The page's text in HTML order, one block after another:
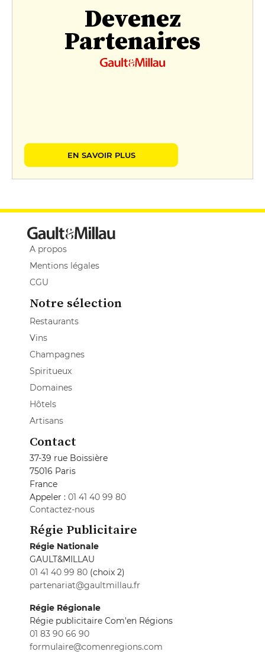
Devenez
Partenaires
EN SAVOIR PLUS
A propos
Mentions légales
CGU
Notre sélection
Restaurants
Vins
Champagnes
Spiritueux
Domaines
Hôtels
Artisans
Contact
37-39 rue Boissière
75016 Paris
France
Appeler : 01 41 40 99 80
Contactez-nous
Régie Publicitaire
Régie Nationale
GAULT&MILLAU
01 41 40 99 80 (choix 2)
partenariat@gaultmillau.fr
Régie Régionale
Régie publicitaire Com'en Régions
01 83 90 66 90
formulaire@comenregions.com